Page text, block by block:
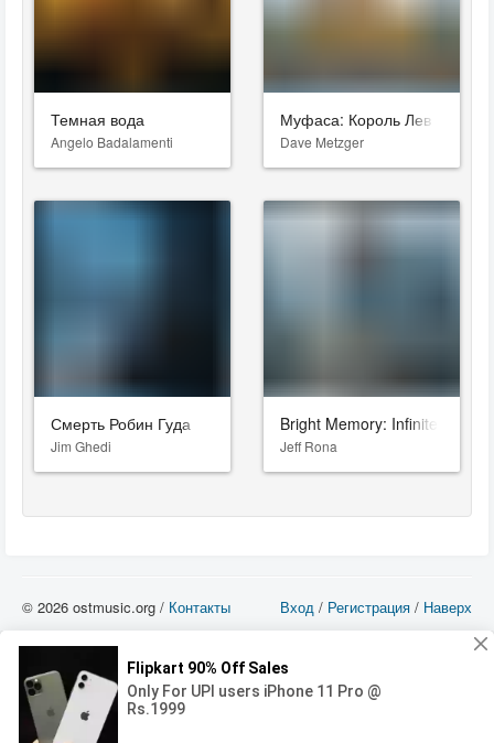
Темная вода
Angelo Badalamenti
Муфаса: Король Лев
Dave Metzger
Смерть Робин Гуда
Jim Ghedi
Bright Memory: Infinite
Jeff Rona
Вход / Регистрация / Наверх
© 2026 ostmusic.org / Контакты
можете использовать такие материалы только в том в случае, если
использование производится с ознакомительными целями - для прочих целей
вы должны приобрести лицензионную запись.